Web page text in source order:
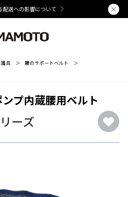
配送への影響について 夏季休業
具 ＞ 腰のサポートベルト
＞
プ内蔵腰用ベルト
ーズ